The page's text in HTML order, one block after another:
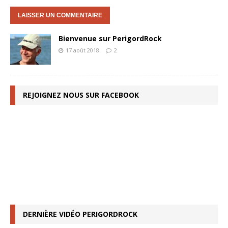
Bienvenue sur PerigordRock
17 août 2018 2
REJOIGNEZ NOUS SUR FACEBOOK
DERNIÈRE VIDÉO PERIGORDROCK